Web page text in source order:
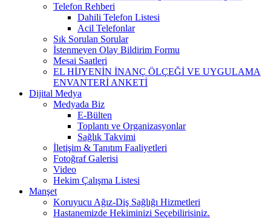
Telefon Rehberi
Dahili Telefon Listesi
Acil Telefonlar
Sık Sorulan Sorular
İstenmeyen Olay Bildirim Formu
Mesai Saatleri
EL HİJYENİN İNANÇ ÖLÇEĞİ VE UYGULAMA
ENVANTERİ ANKETİ
Dijital Medya
Medyada Biz
E-Bülten
Toplantı ve Organizasyonlar
Sağlık Takvimi
İletişim & Tanıtım Faaliyetleri
Fotoğraf Galerisi
Video
Hekim Çalışma Listesi
Manşet
Koruyucu Ağız-Diş Sağlığı Hizmetleri
Hastanemizde Hekiminizi Seçebilirisiniz.